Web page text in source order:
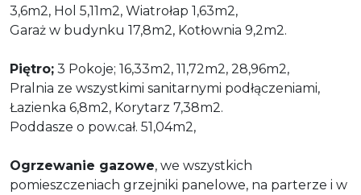
3,6m2, Hol 5,11m2, Wiatrołap 1,63m2,
Garaż w budynku 17,8m2, Kotłownia 9,2m2.
Piętro; 3 Pokoje; 16,33m2, 11,72m2, 28,96m2,
Pralnia ze wszystkimi sanitarnymi podłączeniami,
Łazienka 6,8m2, Korytarz 7,38m2.
Poddasze o pow.cał. 51,04m2,
Ogrzewanie gazowe, we wszystkich
pomieszczeniach grzejniki panelowe, na parterze i w